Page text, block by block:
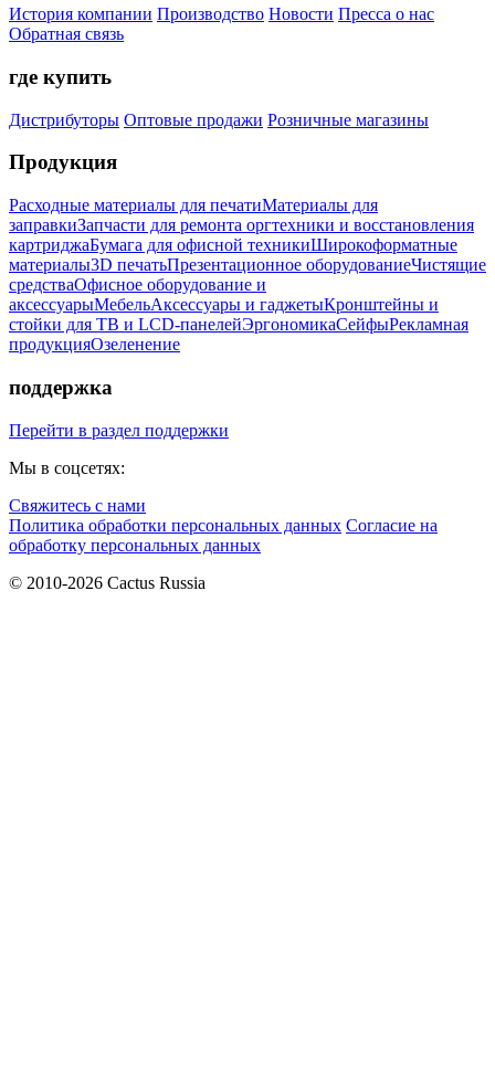
История компании Производство Новости Пресса о нас
Обратная связь
где купить
Дистрибуторы Оптовые продажи Розничные магазины
Продукция
Расходные материалы для печатиМатериалы для
заправкиЗапчасти для ремонта оргтехники и восстановления
картриджаБумага для офисной техникиШирокоформатные
материалы3D печатьПрезентационное оборудованиеЧистящие
средстваОфисное оборудование и
аксессуарыМебельАксессуары и гаджетыКронштейны и
стойки для ТВ и LCD-панелейЭргономикаСейфыРекламная
продукцияОзеленение
поддержка
Перейти в раздел поддержки
Мы в соцсетях:
Свяжитесь с нами
Политика обработки персональных данных Согласие на
обработку персональных данных
© 2010-2026 Cactus Russia